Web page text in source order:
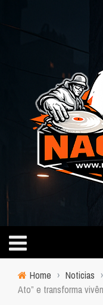
Home › Noticias ›
Ato” e transforma